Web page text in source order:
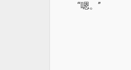
“嗯。”